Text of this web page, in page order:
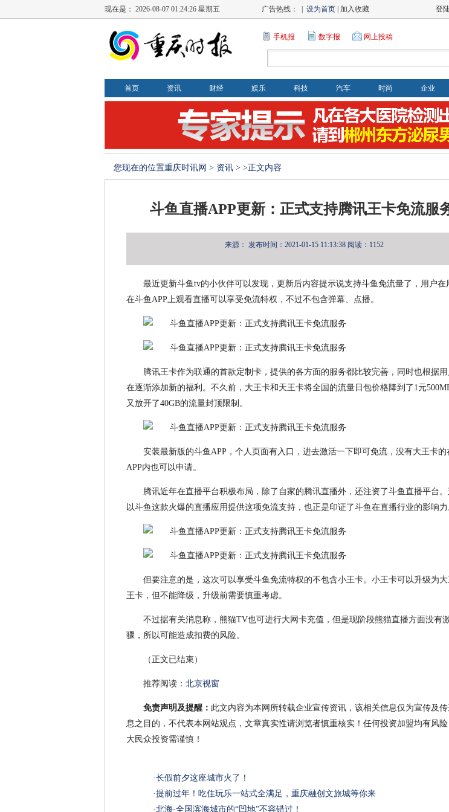
现在是： 2026-08-07 01:24:26 星期五 广告热线： | 设为首页 | 加入收藏 登
手机报 数字报 网上投稿
首页 资讯 财经 娱乐 科技 汽车 时尚 企业
您现在的位置重庆时讯网 > 资讯 > >正文内容
斗鱼直播APP更新：正式支持腾讯王卡免流服
来源： 发布时间：2021-01-15 11:13:38 阅读：1152
最近更新斗鱼tv的小伙伴可以发现，更新后内容提示说支持斗鱼免流量了，用户在
在斗鱼APP上观看直播可以享受免流特权，不过不包含弹幕、点播。
腾讯王卡作为联通的首款定制卡，提供的各方面的服务都比较完善，同时也根据
在逐渐添加新的福利。不久前，大王卡和天王卡将全国的流量日包价格降到了1元
又放开了40GB的流量封顶限制。
安装最新版的斗鱼APP，个人页面有入口，进去激活一下即可免流，没有大王卡的
APP内也可以申请。
腾讯近年在直播平台积极布局，除了自家的腾讯直播外，还注资了斗鱼直播平台
以斗鱼这款火爆的直播应用提供这项免流支持，也正是印证了斗鱼在直播行业的影响力
但要注意的是，这次可以享受斗鱼免流特权的不包含小王卡。小王卡可以升级为
王卡，但不能降级，升级前需要慎重考虑。
不过据有关消息称，熊猫TV也可进行大网卡充值，但是现阶段熊猫直播方面没有
骤，所以可能造成扣费的风险。
（正文已结束）
推荐阅读： 北京视窗
免责声明及提醒： 此文内容为本网所转载企业宣传资讯，该相关信息仅为宣传及
息之目的，不代表本网站观点，文章真实性请浏览者慎重核实！任何投资加盟均有风
大民众投资需谨慎！
·长假前夕这座城市火了！
·提前过年！吃住玩乐一站式全满足，重庆融创文旅城等你来
·北海-全国滨海城市的“凹地”不容错过！